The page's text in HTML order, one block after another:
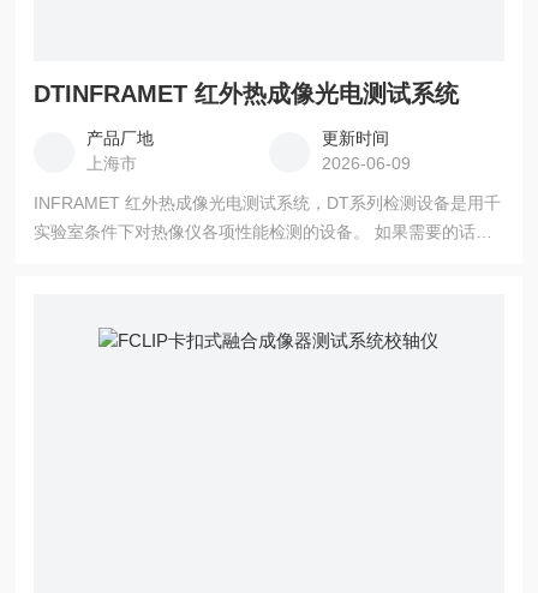
DTINFRAMET 红外热成像光电测试系统
产品厂地
上海市
更新时间
2026-06-09
INFRAMET 红外热成像光电测试系统，DT系列检测设备是用千
实验室条件下对热像仪各项性能检测的设备。 如果需要的话DT